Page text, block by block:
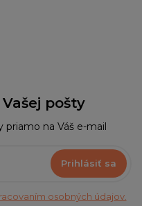
pošty
priamo na Váš e-mail
Prihlásiť sa
osobných údajov.